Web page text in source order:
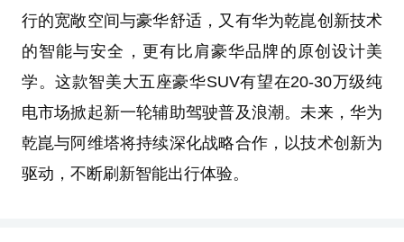
行的宽敞空间与豪华舒适，又有华为乾崑创新技术
的智能与安全，更有比肩豪华品牌的原创设计美
学。这款智美大五座豪华SUV有望在20-30万级纯
电市场掀起新一轮辅助驾驶普及浪潮。未来，华为
乾崑与阿维塔将持续深化战略合作，以技术创新为
驱动，不断刷新智能出行体验。